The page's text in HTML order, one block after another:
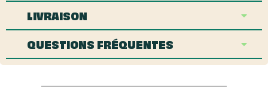
LIVRAISON
QUESTIONS FRÉQUENTES